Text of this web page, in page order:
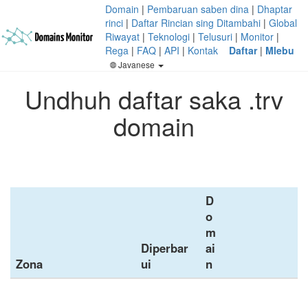
Domain | Pembaruan saben dina | Dhaptar
rinci | Daftar Rincian sing Ditambahi | Global
Riwayat | Teknologi | Telusuri | Monitor |
Rega | FAQ | API | Kontak Daftar| Mlebu
Javanese
Undhuh daftar saka .trv
domain
Zona
Diperbar
ui
D
o
m
ai
n